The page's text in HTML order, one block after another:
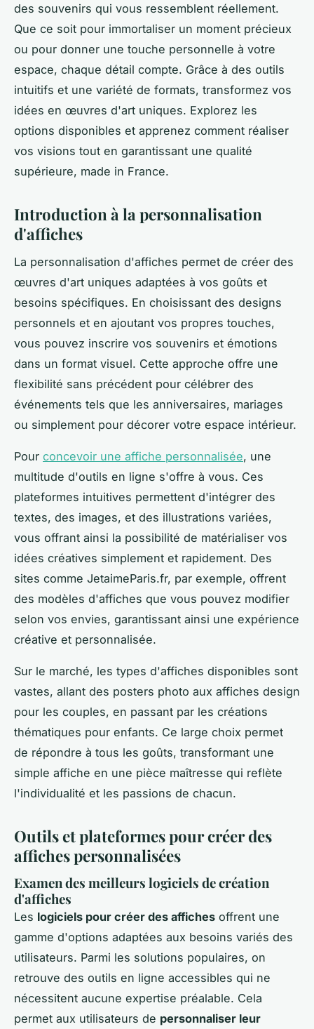
des souvenirs qui vous ressemblent réellement.
Que ce soit pour immortaliser un moment précieux
ou pour donner une touche personnelle à votre
espace, chaque détail compte. Grâce à des outils
intuitifs et une variété de formats, transformez vos
idées en œuvres d'art uniques. Explorez les
options disponibles et apprenez comment réaliser
vos visions tout en garantissant une qualité
supérieure, made in France.
Introduction à la personnalisation
d'affiches
La personnalisation d'affiches permet de créer des
œuvres d'art uniques adaptées à vos goûts et
besoins spécifiques. En choisissant des designs
personnels et en ajoutant vos propres touches,
vous pouvez inscrire vos souvenirs et émotions
dans un format visuel. Cette approche offre une
flexibilité sans précédent pour célébrer des
événements tels que les anniversaires, mariages
ou simplement pour décorer votre espace intérieur.
Pour concevoir une affiche personnalisée, une
multitude d'outils en ligne s'offre à vous. Ces
plateformes intuitives permettent d'intégrer des
textes, des images, et des illustrations variées,
vous offrant ainsi la possibilité de matérialiser vos
idées créatives simplement et rapidement. Des
sites comme JetaimeParis.fr, par exemple, offrent
des modèles d'affiches que vous pouvez modifier
selon vos envies, garantissant ainsi une expérience
créative et personnalisée.
Sur le marché, les types d'affiches disponibles sont
vastes, allant des posters photo aux affiches design
pour les couples, en passant par les créations
thématiques pour enfants. Ce large choix permet
de répondre à tous les goûts, transformant une
simple affiche en une pièce maîtresse qui reflète
l'individualité et les passions de chacun.
Outils et plateformes pour créer des
affiches personnalisées
Examen des meilleurs logiciels de création
d'affiches
Les logiciels pour créer des affiches offrent une
gamme d'options adaptées aux besoins variés des
utilisateurs. Parmi les solutions populaires, on
retrouve des outils en ligne accessibles qui ne
nécessitent aucune expertise préalable. Cela
permet aux utilisateurs de personnaliser leur